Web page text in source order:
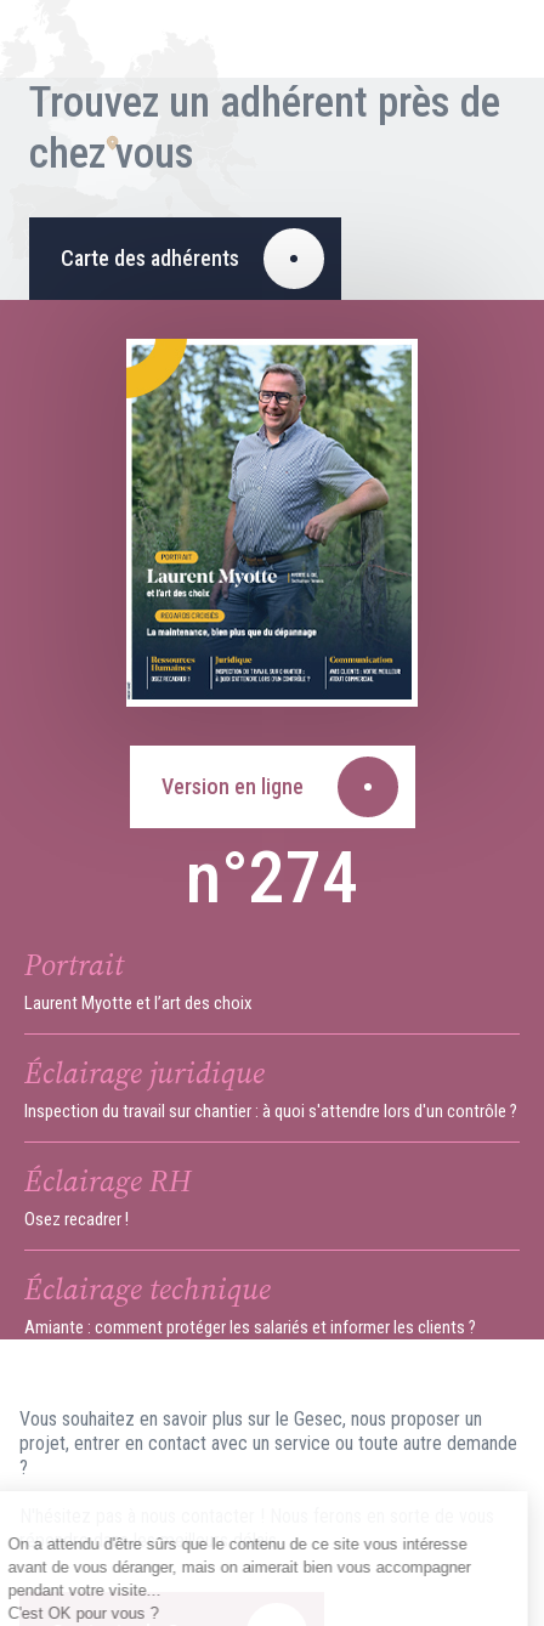
Trouvez un adhérent près de
chez vous
Carte des adhérents
Version en ligne
n°274
Portrait
Laurent Myotte et l’art des choix
Éclairage juridique
Inspection du travail sur chantier : à quoi s'attendre lors d'un contrôle ?
Éclairage RH
Osez recadrer !
Éclairage technique
Amiante : comment protéger les salariés et informer les clients ?
Vous souhaitez en savoir plus sur le Gesec, nous proposer un
projet, entrer en contact avec un service ou toute autre demande
?
répondre dans les meilleurs délais.